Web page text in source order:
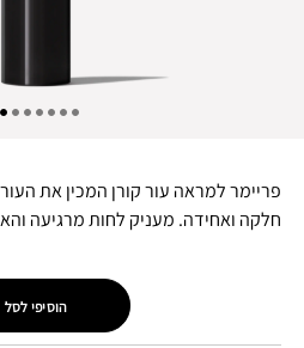
פריימר למראה עור קורן המכין את
חלקה ואחידה. מעניק לחות מרגיעה והארה
הוסיפי לסל